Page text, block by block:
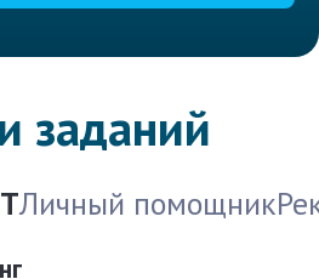
заданий
Личный помощник